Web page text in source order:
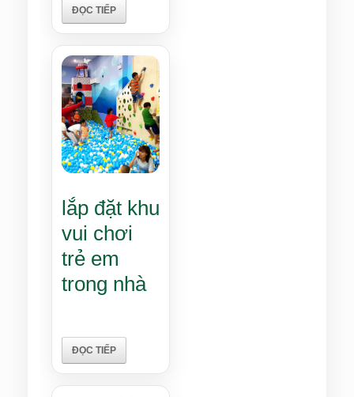
ĐỌC TIẾP
lắp đặt khu
vui chơi
trẻ em
trong nhà
ĐỌC TIẾP